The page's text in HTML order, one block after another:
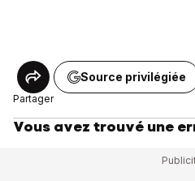
Partager
Source privilégiée
Vous avez trouvé une